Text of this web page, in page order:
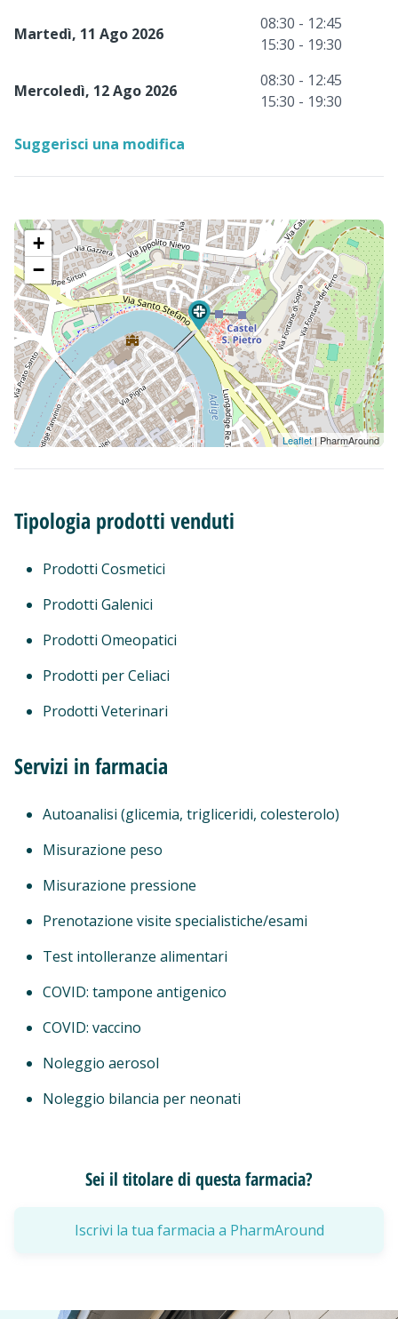
Martedì, 11 Ago 2026
08:30 - 12:45
15:30 - 19:30
Mercoledì, 12 Ago 2026
08:30 - 12:45
15:30 - 19:30
Suggerisci una modifica
+
−
Leaflet| PharmAround
Tipologia prodotti venduti
Prodotti Cosmetici
Prodotti Galenici
Prodotti Omeopatici
Prodotti per Celiaci
Prodotti Veterinari
Servizi in farmacia
Autoanalisi (glicemia, trigliceridi, colesterolo)
Misurazione peso
Misurazione pressione
Prenotazione visite specialistiche/esami
Test intolleranze alimentari
COVID: tampone antigenico
COVID: vaccino
Noleggio aerosol
Noleggio bilancia per neonati
Sei il titolare di questa farmacia?
Iscrivi la tua farmacia a PharmAround